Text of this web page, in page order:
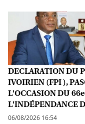
DECLARATION DU
IVOIRIEN (FPI ),
L'OCCASION DU
L'INDÉPENDANCE
06/08/2026 16:54